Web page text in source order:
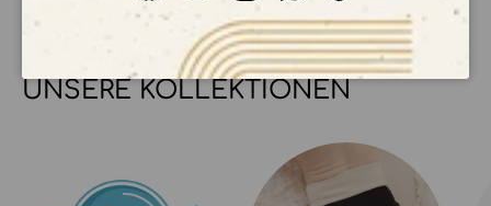
UNSERE KOLLEKTIONEN